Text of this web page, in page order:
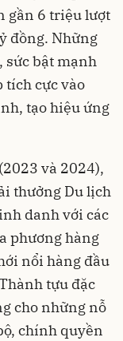
gần 6 triệu lượt
đồng. Những
sức bật mạnh
tích cực vào
tạo hiệu ứng
và 2024),
thưởng Du lịch
danh với các
phương hàng
nổi hàng đầu
tựu đặc
cho những nỗ
chính quyền